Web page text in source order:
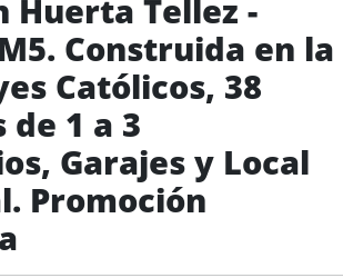
Huerta Tellez -
Construida en la
Católicos, 38
1 a 3
Garajes y Local
Promoción